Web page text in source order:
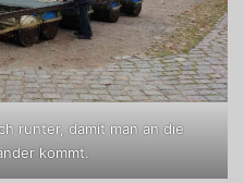
runter, damit man an die
kommt.